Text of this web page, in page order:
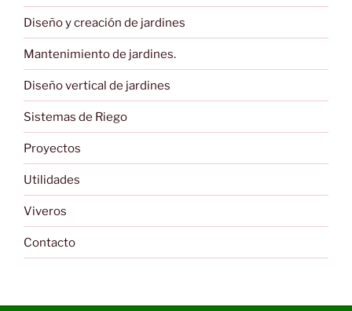
Diseño y creación de jardines
Mantenimiento de jardines.
Diseño vertical de jardines
Sistemas de Riego
Proyectos
Utilidades
Viveros
Contacto